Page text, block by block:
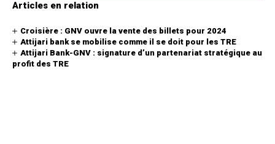
Articles en relation
Croisière : GNV ouvre la vente des billets pour 2024
Attijari bank se mobilise comme il se doit pour les TRE
Attijari Bank-GNV : signature d’un partenariat stratégique au
profit des TRE